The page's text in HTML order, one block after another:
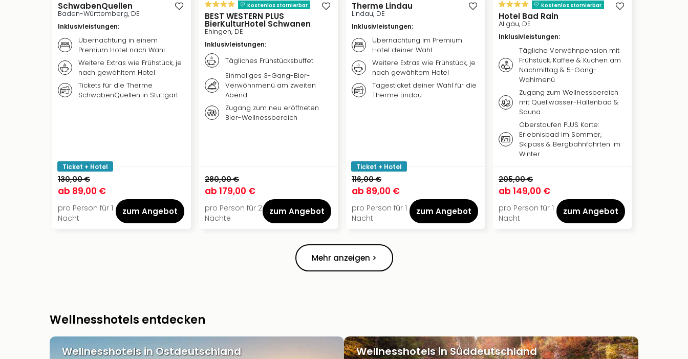
SchwabenQuellen
Baden-Württemberg, DE
Inklusivleistungen:
Übernachtung in einem
Premium Hotel nach Wahl
Weitere Extras wie Frühstück, je
nach gewähltem Hotel
Tickets für die Therme
SchwabenQuellen in Stuttgart
Ticket + Hotel
130,00 €
ab 89,00 €
pro Person für 1
Nacht
zum Angebot
Kostenlos stornierbar
BEST WESTERN PLUS
BierKulturHotel Schwanen
Ehingen, DE
Inklusivleistungen:
Tägliches Frühstücksbuffet
Einmaliges 3-Gang-Bier-
Verwöhnmenü am zweiten
Abend
Zugang zum neu eröffneten
Bier-Wellnessbereich
280,00 €
ab 179,00 €
pro Person für 2
Nächte
zum Angebot
Therme Lindau
Lindau, DE
Inklusivleistungen:
Übernachtung im Premium
Hotel deiner Wahl
Weitere Extras wie Frühstück, je
nach gewähltem Hotel
Tagesticket deiner Wahl für die
Therme Lindau
Ticket + Hotel
116,00 €
ab 89,00 €
pro Person für 1
Nacht
zum Angebot
Kostenlos stornierbar
Hotel Bad Rain
Allgäu, DE
Inklusivleistungen:
Tägliche Verwöhnpension mit
Frühstück, Kaffee & Kuchen am
Nachmittag & 5-Gang-
Wahlmenü
Zugang zum Wellnessbereich
mit Quellwasser-Hallenbad &
Sauna
Oberstaufen PLUS Karte:
Erlebnisbad im Sommer,
Skipass & Bergbahnfahrten im
Winter
205,00 €
ab 149,00 €
pro Person für 1
Nacht
zum Angebot
Mehr anzeigen >
Wellnesshotels entdecken
Wellnesshotels in Ostdeutschland Wellnesshotels in Süddeutschland